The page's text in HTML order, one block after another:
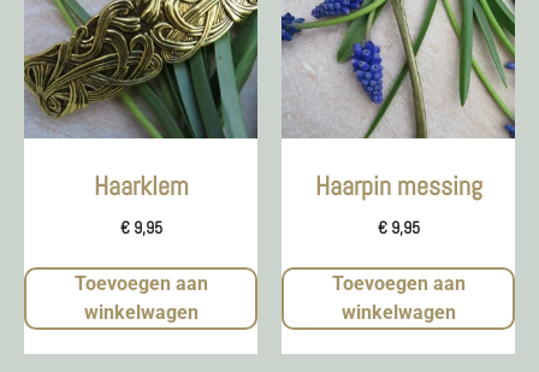
Haarklem
€9,95
Toevoegen aan
winkelwagen
Haarpin messing
€9,95
Toevoegen aan
winkelwagen